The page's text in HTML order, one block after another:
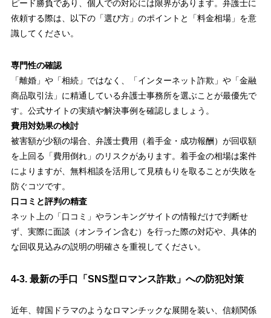
ピード勝負であり、個人での対応には限界があります。弁護士に
依頼する際は、以下の「選び方」のポイントと「料金相場」を意
識してください。
専門性の確認
「離婚」や「相続」ではなく、「インターネット詐欺」や「金融
商品取引法」に精通している弁護士事務所を選ぶことが最優先で
す。公式サイトの実績や解決事例を確認しましょう。
費用対効果の検討
被害額が少額の場合、弁護士費用（着手金・成功報酬）が回収額
を上回る「費用倒れ」のリスクがあります。着手金の相場は案件
によりますが、無料相談を活用して見積もりを取ることが失敗を
防ぐコツです。
口コミと評判の精査
ネット上の「口コミ」やランキングサイトの情報だけで判断せ
ず、実際に面談（オンライン含む）を行った際の対応や、具体的
な回収見込みの説明の明確さを重視してください。
4-3. 最新の手口「SNS型ロマンス詐欺」への防犯対策
近年、韓国ドラマのようなロマンチックな展開を装い、信頼関係